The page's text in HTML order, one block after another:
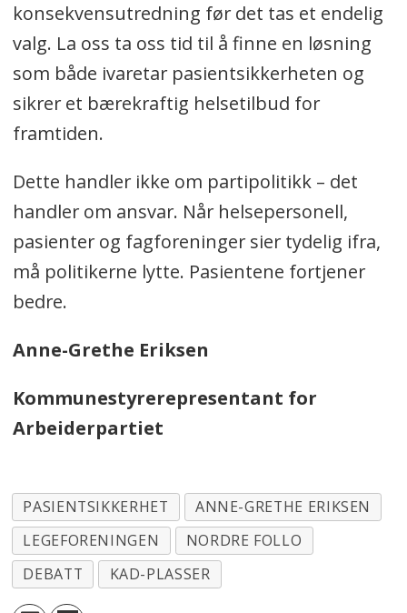
konsekvensutredning før det tas et endelig
valg. La oss ta oss tid til å finne en løsning
som både ivaretar pasientsikkerheten og
sikrer et bærekraftig helsetilbud for
framtiden.
Dette handler ikke om partipolitikk – det
handler om ansvar. Når helsepersonell,
pasienter og fagforeninger sier tydelig ifra,
må politikerne lytte. Pasientene fortjener
bedre.
Anne-Grethe Eriksen
Kommunestyrerepresentant for
Arbeiderpartiet
PASIENTSIKKERHET
ANNE-GRETHE ERIKSEN
LEGEFORENINGEN
NORDRE FOLLO
DEBATT
KAD-PLASSER